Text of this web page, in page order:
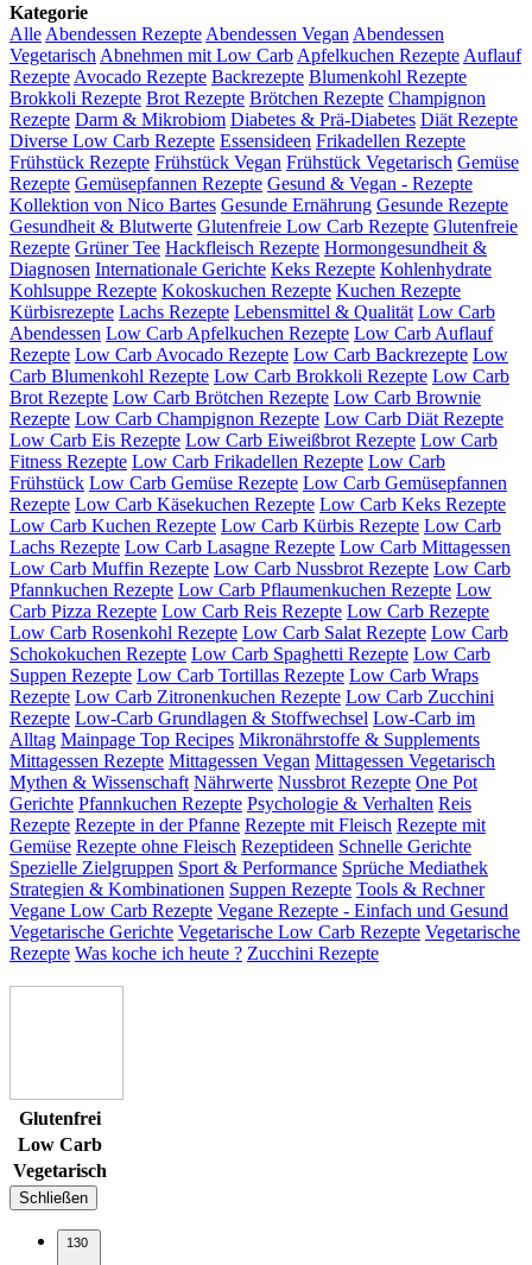
Kategorie
Alle Abendessen Rezepte Abendessen Vegan Abendessen
Vegetarisch Abnehmen mit Low Carb Apfelkuchen Rezepte Auflauf
Rezepte Avocado Rezepte Backrezepte Blumenkohl Rezepte
Brokkoli Rezepte Brot Rezepte Brötchen Rezepte Champignon
Rezepte Darm & Mikrobiom Diabetes & Prä-Diabetes Diät Rezepte
Diverse Low Carb Rezepte Essensideen Frikadellen Rezepte
Frühstück Rezepte Frühstück Vegan Frühstück Vegetarisch Gemüse
Rezepte Gemüsepfannen Rezepte Gesund & Vegan - Rezepte
Kollektion von Nico Bartes Gesunde Ernährung Gesunde Rezepte
Gesundheit & Blutwerte Glutenfreie Low Carb Rezepte Glutenfreie
Rezepte Grüner Tee Hackfleisch Rezepte Hormongesundheit &
Diagnosen Internationale Gerichte Keks Rezepte Kohlenhydrate
Kohlsuppe Rezepte Kokoskuchen Rezepte Kuchen Rezepte
Kürbisrezepte Lachs Rezepte Lebensmittel & Qualität Low Carb
Abendessen Low Carb Apfelkuchen Rezepte Low Carb Auflauf
Rezepte Low Carb Avocado Rezepte Low Carb Backrezepte Low
Carb Blumenkohl Rezepte Low Carb Brokkoli Rezepte Low Carb
Brot Rezepte Low Carb Brötchen Rezepte Low Carb Brownie
Rezepte Low Carb Champignon Rezepte Low Carb Diät Rezepte
Low Carb Eis Rezepte Low Carb Eiweißbrot Rezepte Low Carb
Fitness Rezepte Low Carb Frikadellen Rezepte Low Carb
Frühstück Low Carb Gemüse Rezepte Low Carb Gemüsepfannen
Rezepte Low Carb Käsekuchen Rezepte Low Carb Keks Rezepte
Low Carb Kuchen Rezepte Low Carb Kürbis Rezepte Low Carb
Lachs Rezepte Low Carb Lasagne Rezepte Low Carb Mittagessen
Low Carb Muffin Rezepte Low Carb Nussbrot Rezepte Low Carb
Pfannkuchen Rezepte Low Carb Pflaumenkuchen Rezepte Low
Carb Pizza Rezepte Low Carb Reis Rezepte Low Carb Rezepte
Low Carb Rosenkohl Rezepte Low Carb Salat Rezepte Low Carb
Schokokuchen Rezepte Low Carb Spaghetti Rezepte Low Carb
Suppen Rezepte Low Carb Tortillas Rezepte Low Carb Wraps
Rezepte Low Carb Zitronenkuchen Rezepte Low Carb Zucchini
Rezepte Low-Carb Grundlagen & Stoffwechsel Low-Carb im
Alltag Mainpage Top Recipes Mikronährstoffe & Supplements
Mittagessen Rezepte Mittagessen Vegan Mittagessen Vegetarisch
Mythen & Wissenschaft Nährwerte Nussbrot Rezepte One Pot
Gerichte Pfannkuchen Rezepte Psychologie & Verhalten Reis
Rezepte Rezepte in der Pfanne Rezepte mit Fleisch Rezepte mit
Gemüse Rezepte ohne Fleisch Rezeptideen Schnelle Gerichte
Spezielle Zielgruppen Sport & Performance Sprüche Mediathek
Strategien & Kombinationen Suppen Rezepte Tools & Rechner
Vegane Low Carb Rezepte Vegane Rezepte - Einfach und Gesund
Vegetarische Gerichte Vegetarische Low Carb Rezepte Vegetarische
Rezepte Was koche ich heute ? Zucchini Rezepte
Glutenfrei
Low Carb
Vegetarisch
Schließen
130